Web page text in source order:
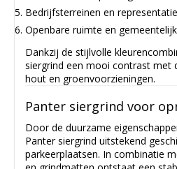
Bedrijfsterreinen en
Openbare ruimte en
Dankzij de stijlvolle
siergrind een mooi contrast met
hout en groenvoorzieningen.
Panter siergrind voor
Door de duurzame
Panter siergrind uitstekend
parkeerplaatsen. In combinatie